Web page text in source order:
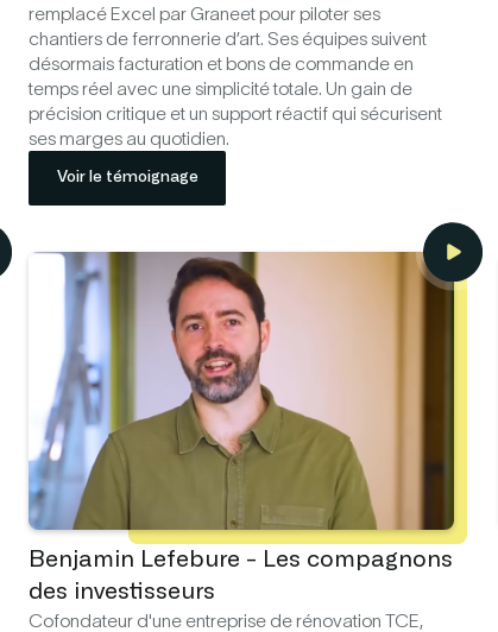
remplacé Excel par Graneet pour piloter ses
chantiers de ferronnerie d’art. Ses équipes suivent
désormais facturation et bons de commande en
temps réel avec une simplicité totale. Un gain de
précision critique et un support réactif qui sécurisent
ses marges au quotidien.
Voir le témoignage
Benjamin Lefebure - Les compagnons
des investisseurs
Cofondateur d'une entreprise de rénovation TCE,